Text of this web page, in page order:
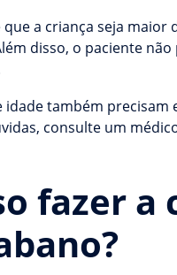
a criança seja
disso, o paciente
idade também
consulte um
fazer a